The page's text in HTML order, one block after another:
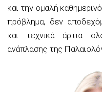
και την ομαλή
πρόβλημα, δεν
και τεχνικά άρτια
ανάπλασης της